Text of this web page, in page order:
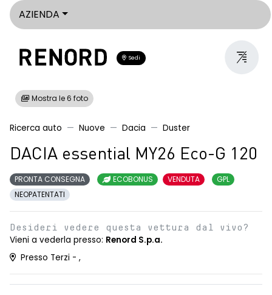
AZIENDA
Sedi
Mostra le 6 foto
Ricerca auto Nuove Dacia Duster
DACIA essential MY26 Eco-G 120
PRONTA CONSEGNA ECOBONUS VENDUTA
GPL
NEOPATENTATI
Desideri vedere questa vettura dal vivo?
Vieni a vederla presso: Renord S.p.a.
Presso Terzi - ,